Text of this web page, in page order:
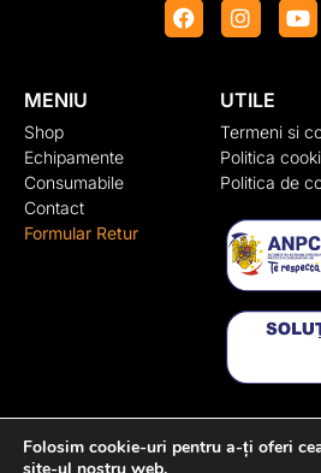
MENIU
Shop
Echipamente
Consumabile
Contact
Formular Retur
UTILE
Termeni si
Politica
Politica de
CONTACT
Adresa:Str. Rasaritului, nr. 100, Cluj-
Folosim cookie-uri pentru a-ți oferi